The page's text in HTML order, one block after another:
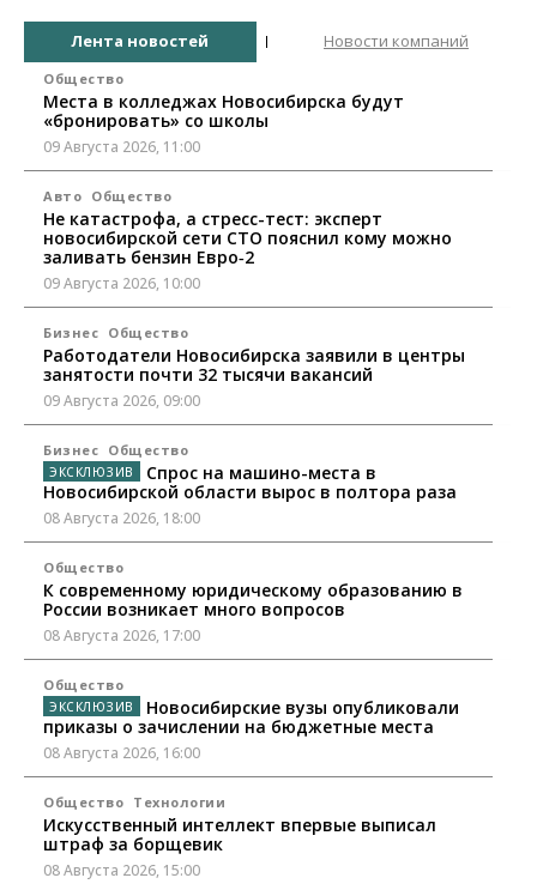
Лента новостей Новости компаний
Общество
Места в колледжах Новосибирска будут
«бронировать» со школы
09 Августа 2026, 11:00
Авто Общество
Не катастрофа, а стресс-тест: эксперт
новосибирской сети СТО пояснил кому можно
заливать бензин Евро‑2
09 Августа 2026, 10:00
Бизнес Общество
Работодатели Новосибирска заявили в центры
занятости почти 32 тысячи вакансий
09 Августа 2026, 09:00
Бизнес Общество
Спрос на машино-места в
Новосибирской области вырос в полтора раза
08 Августа 2026, 18:00
Общество
К современному юридическому образованию в
России возникает много вопросов
08 Августа 2026, 17:00
Общество
Новосибирские вузы опубликовали
приказы о зачислении на бюджетные места
08 Августа 2026, 16:00
Общество Технологии
Искусственный интеллект впервые выписал
штраф за борщевик
08 Августа 2026, 15:00